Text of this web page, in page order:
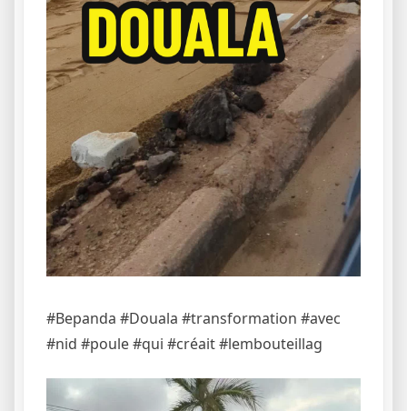
#Bepanda #Douala #transformation #avec
#nid #poule #qui #créait #lembouteillag